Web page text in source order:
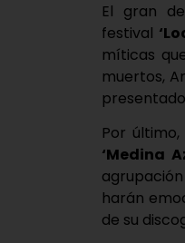
El gran
festival
míticas
muertos,
Por
‘Medina
harán
de su